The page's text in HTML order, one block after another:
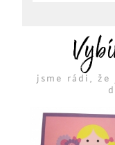
jsme rádi,